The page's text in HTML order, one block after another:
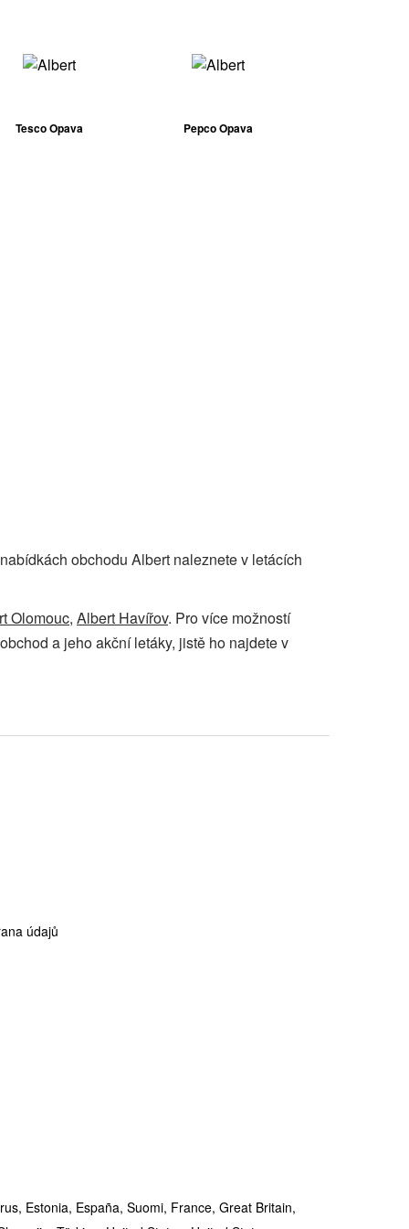
Tesco Opava Pepco Opava
obchodu Albert naleznete v letácích
Olomouc, Albert Havířov. Pro více možností
a jeho akční letáky, jistě ho najdete v
údajů
Estonia, España, Suomi, France, Great Britain,